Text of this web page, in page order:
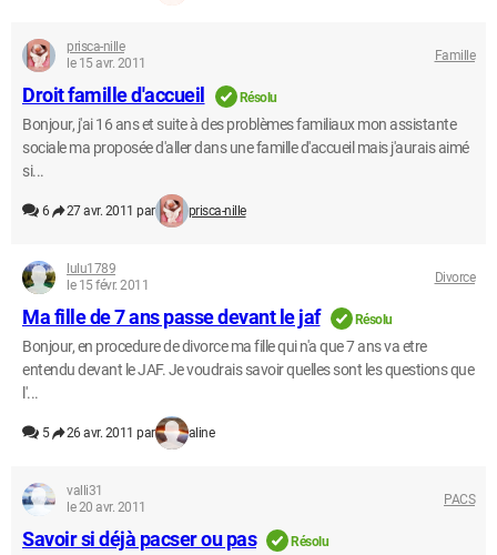
prisca-nille
le 15 avr. 2011
Famille
Droit famille d'accueil Résolu
Bonjour, j'ai 16 ans et suite à des problèmes familiaux mon assistante
sociale ma proposée d'aller dans une famille d'accueil mais j'aurais aimé
si...
6 27 avr. 2011 par prisca-nille
lulu1789
le 15 févr. 2011
Divorce
Ma fille de 7 ans passe devant le jaf Résolu
Bonjour, en procedure de divorce ma fille qui n'a que 7 ans va etre
entendu devant le JAF. Je voudrais savoir quelles sont les questions que
l'...
5 26 avr. 2011 par aline
valli31
le 20 avr. 2011
PACS
Savoir si déjà pacser ou pas Résolu